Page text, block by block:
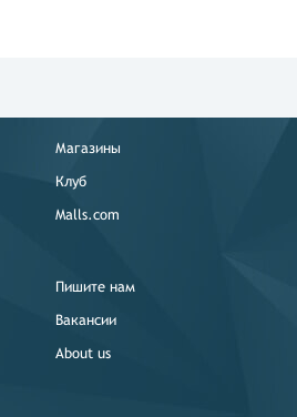
Магазины
Клуб
Malls.com
Пишите нам
Вакансии
About us